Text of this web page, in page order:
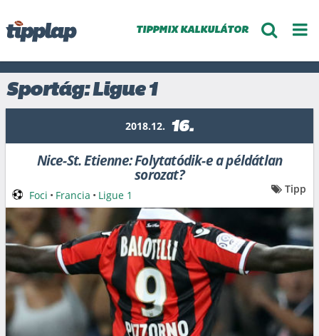
TIPPMIX KALKULÁTOR
Sportág: Ligue 1
2018.12. 16.
Nice-St. Etienne: Folytatódik-e a példátlan
sorozat?
Foci • Francia • Ligue 1 Tipp